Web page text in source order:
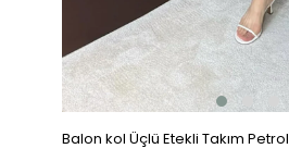
Balon kol Üçlü Etekli Takım Petrol